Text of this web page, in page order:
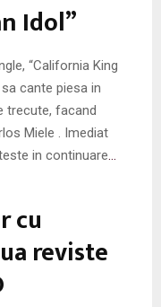
Idol”
“California King
cante piesa in
trecute, facand
Miele . Imediat
in continuare
cu
reviste